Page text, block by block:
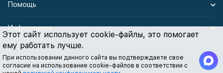
Этот сайт использует cookie-файлы, это помогает
ему работать лучше.
При использовании данного сайта вы подтверждаете свое
согласие на использование cookie-файлов в соответствии с
Помощь
Информация
Политика персональных данных